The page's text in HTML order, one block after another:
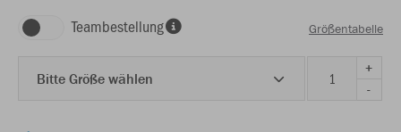
Teambestellung Größentabelle
Bitte Größe wählen
+
-